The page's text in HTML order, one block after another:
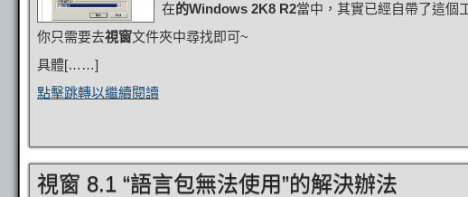
在的Windows 2K8 R2當中，其實已經自帶了這個
你只需要去視窗文件夾中尋找即可~
具體[……]
點擊跳轉以繼續閱讀
視窗 8.1 “語言包無法使用”的解決辦法